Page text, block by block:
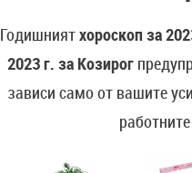
Годишниятхороскоп за
2023 г. за Козирог
зависи само от вашите